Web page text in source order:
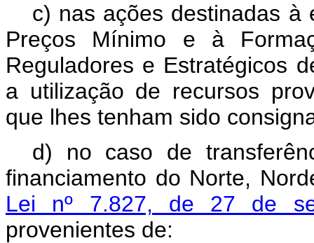
c) nas ações destinadas à
Preços Mínimo e à
Reguladores e Estratégicos
a utilização de recursos
que lhes tenham sido
d) no caso de
financiamento do Norte,
Lei nº 7.827, de 27 de
provenientes de: